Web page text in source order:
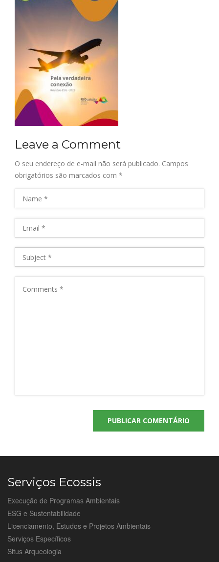
Leave a Comment
O seu endereço de e-mail não será publicado. Campos
obrigatórios são marcados com *
Serviços Ecossis
Execução de Programas Ambientais
ESG e Sustentabilidade
Licenciamento, Estudos e Projetos Ambientais
Serviços Específicos
Situs Arqueologia